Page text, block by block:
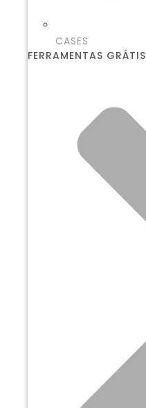
CASES
FERRAMENTAS GRÁTIS